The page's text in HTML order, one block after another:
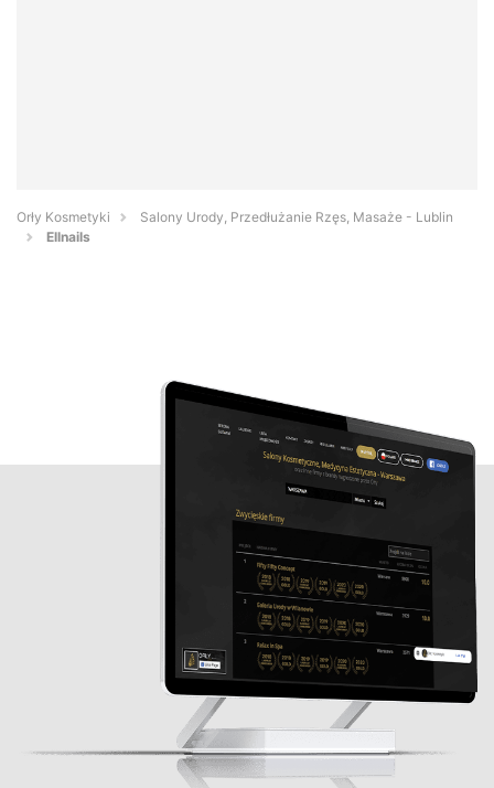
Orły Kosmetyki
Salony Urody, Przedłużanie Rzęs, Masaże - Lublin
Ellnails